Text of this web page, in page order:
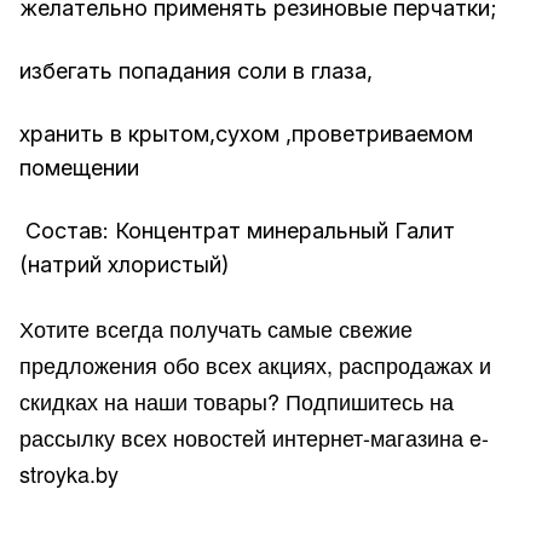
желательно применять резиновые перчатки;
избегать попадания соли в глаза,
хранить в крытом,сухом ,проветриваемом
помещении
Состав: Концентрат минеральный Галит
(натрий хлористый)
Хотите всегда получать самые свежие
предложения обо всех акциях, распродажах и
скидках на наши товары? Подпишитесь на
рассылку всех новостей интернет-магазина e-
stroyka.by